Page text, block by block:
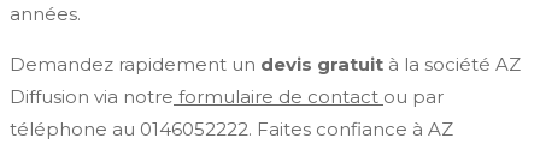
années.
Demandez rapidement un devis gratuit à la société AZ
Diffusion via notre formulaire de contact ou par
téléphone au 0146052222. Faites confiance à AZ